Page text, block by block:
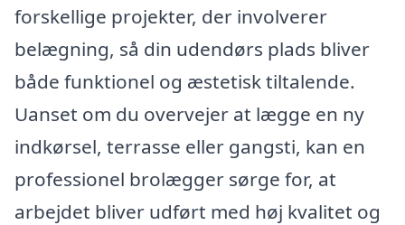
forskellige projekter, der involverer
belægning, så din udendørs plads bliver
både funktionel og æstetisk tiltalende.
Uanset om du overvejer at lægge en ny
indkørsel, terrasse eller gangsti, kan en
professionel brolægger sørge for, at
arbejdet bliver udført med høj kvalitet og